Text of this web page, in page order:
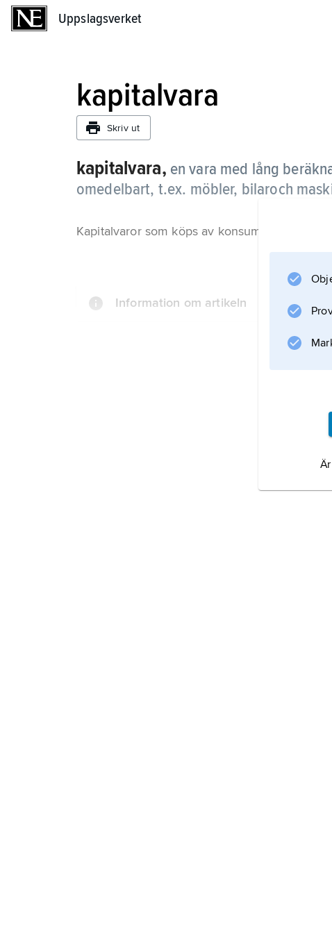
Uppslagsverket
kapitalvara
Skriv ut
kapitalvara, en vara med lång
omedelbart, t.ex. möbler, bilaroch
Kapitalvaror som köps av konsumenter kallas
Information om artikeln